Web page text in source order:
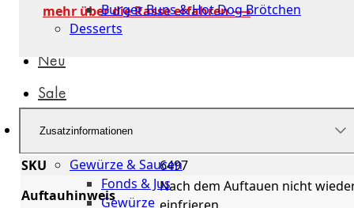
Burger Buns & Hot Dog Brötchen
Desserts
Neu
Sale
&
Gewürze & Saucen
Fonds & Jus
Gewürze
mehr über die Rasse erfahren ⟶
Zusatzinformationen
SKU
6497
Auftauhinweis
Nach dem Auftauen nicht